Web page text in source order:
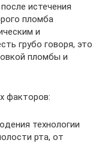
истечения
пломба
и
грубо говоря, это
пломбы и
факторов:
технологии
рта, от